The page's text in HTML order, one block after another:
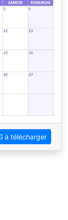
à télécharger